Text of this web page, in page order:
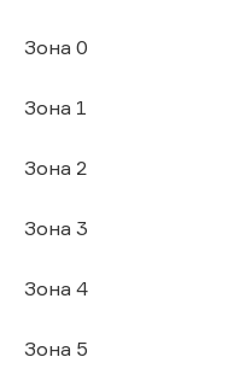
Зона 0
Зона 1
Зона 2
Зона 3
Зона 4
Зона 5